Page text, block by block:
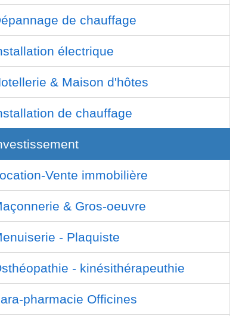
de chauffage
électrique
& Maison d'hôtes
de chauffage
Vente immobilière
& Gros-oeuvre
- Plaquiste
- kinésithérapeuthie
pharmacie Officines